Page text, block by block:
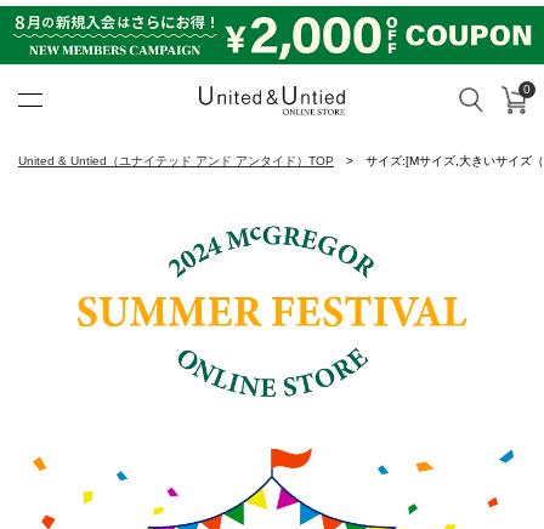
検索 カ
0
United & Untied（ユナイテッド アンド アンタイド）TOP サイズ:[Mサイズ,大きいサイズ